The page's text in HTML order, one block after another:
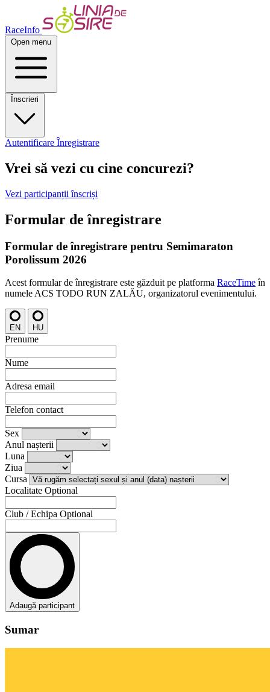
RaceInfo
Open menu
Înscrieri
Autentificare Înregistrare
Vrei să vezi cu cine concurezi?
Vezi participanții înscriși
Formular de înregistrare
Formular de înregistrare pentru Semimaraton
Porolissum 2026
Acest formular de înregistrare este găzduit pe platforma RaceTimeîn
numele ACS TODO RUN ZALĂU, organizatorul evenimentului.
EN HU
Prenume
Nume
Adresa email
Telefon contact
Sex
Anul nașterii
Luna
Ziua
Cursa
Localitate Optional
Club / Echipa Optional
Adaugă participant
Sumar